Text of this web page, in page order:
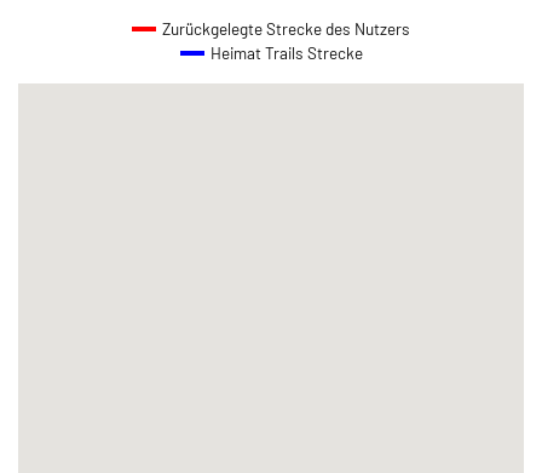
Zurückgelegte Strecke des Nutzers
Heimat Trails Strecke